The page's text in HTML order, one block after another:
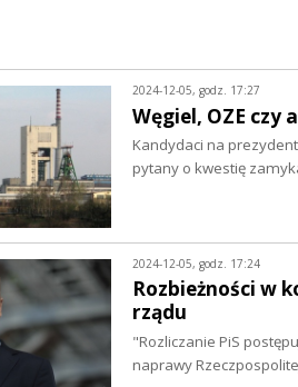
2024-12-05, godz. 17:27
Węgiel, OZE czy
Kandydaci na
pytany o kwestię
2024-12-05, godz. 17:24
Rozbieżności w
rządu
"Rozliczanie PiS
naprawy